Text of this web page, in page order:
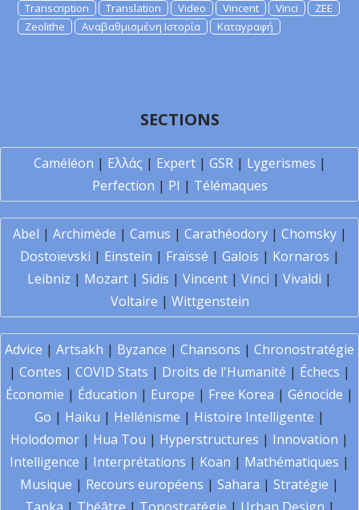
Transcription
Translation Video Vincent Vinci
ZEE
Zeolithe
Αναβαθμισμένη Ιστορία Καταγραφή
SECTIONS
Caméléon | Ελλάς | Expert| GSR| Lygerismes |
Perfection | PI | Télémaques
Abel | Archimède | Camus | Carathéodory| Chomsky|
Dostoïevski | Einstein | Fraïssé | Galois | Kornaros |
Leibniz | Mozart | Sidis | Vincent | Vinci | Vivaldi |
Voltaire | Wittgenstein
Advice | Artsakh | Byzance | Chansons | Chronostratégie
| Contes | COVID Stats | Droits de l'Humanité | Échecs |
Économie | Éducation | Europe | Free Korea | Génocide |
Go | Haïku | Hellénisme | Histoire Intelligente |
Holodomor | Hua Tou | Hyperstructures | Innovation |
Intelligence | Interprétations | Koan | Mathématiques |
Musique | Recours européens | Sahara | Stratégie |